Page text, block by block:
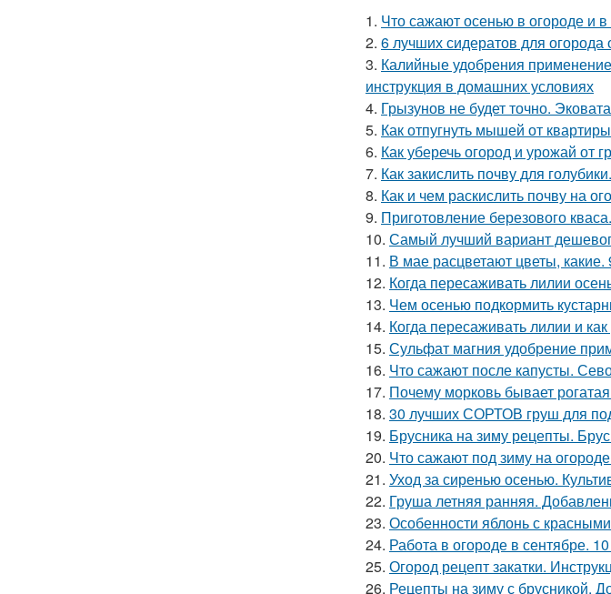
1. Что сажают осенью в огороде и
2. 6 лучших сидератов для
3. Калийные удобрения
инструкция в домашних условиях
4. Грызунов не будет точно. Эковата
5. Как отпугнуть мышей от
6. Как уберечь огород и урожай от
7. Как закислить почву для
8. Как и чем раскислить почву на
9. Приготовление березового
10. Самый лучший вариант
11. В мае расцветают цветы,
12. Когда пересаживать лилии
13. Чем осенью подкормить
14. Когда пересаживать лилии и
15. Сульфат магния удобрение
16. Что сажают после капусты.
17. Почему морковь бывает
18. 30 лучших СОРТОВ груш для
19. Брусника на зиму рецепты.
20. Что сажают под зиму на
21. Уход за сиренью осенью.
22. Груша летняя ранняя.
23. Особенности яблонь с
24. Работа в огороде в сентябре.
25. Огород рецепт закатки.
26. Рецепты на зиму с брусникой.